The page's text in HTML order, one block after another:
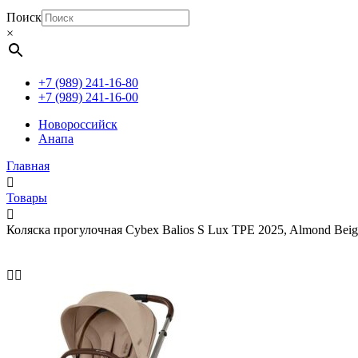
Поиск
×
+7 (989) 241-16-80
+7 (989) 241-16-00
Новороссийск
Анапа
Главная
Товары
Коляска прогулочная Cybex Balios S Lux TPE 2025, Almond